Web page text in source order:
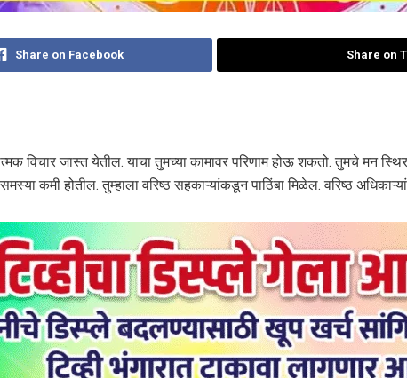
Share on Facebook Share on
विचार जास्त येतील. याचा तुमच्या कामावर परिणाम होऊ शकतो. तुमचे मन
समस्या कमी होतील. तुम्हाला वरिष्ठ सहकाऱ्यांकडून पाठिंबा मिळेल. वरिष्ठ